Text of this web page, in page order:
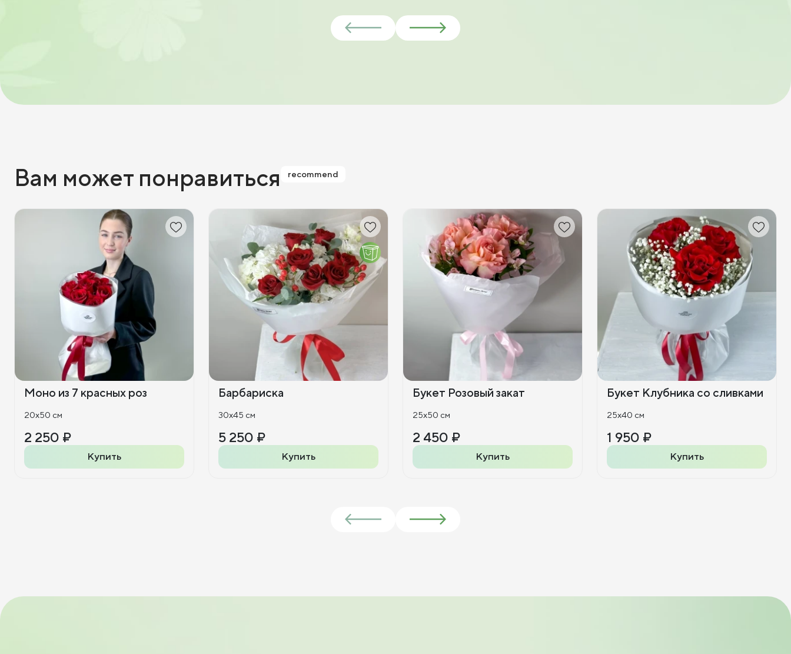
Вам может понравиться recommend
Моно из 7 красных роз
20x50 см
2 250 ₽
Купить
Барбариска
30x45 см
5 250 ₽
Купить
Букет Розовый закат
25x50 см
2 450 ₽
Купить
Букет Клубника со сливками
25x40 см
1 950 ₽
Купить